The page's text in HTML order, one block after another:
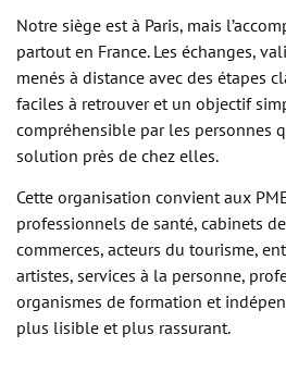
Notre siège est à Paris, mais
partout en France. Les échanges,
menés à distance avec des étapes
faciles à retrouver et un objectif
compréhensible par les personnes
solution près de chez elles.
Cette organisation convient aux
professionnels de santé, cabinets
commerces, acteurs du tourisme,
artistes, services à la personne,
organismes de formation et
plus lisible et plus rassurant.